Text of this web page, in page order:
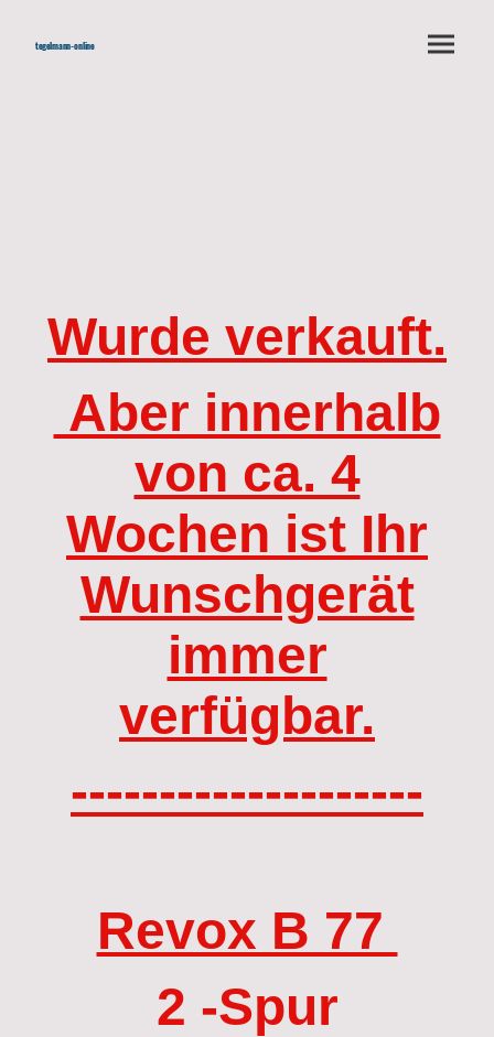
tegelmann-online
Wurde verkauft.
Aber innerhalb
von ca. 4
Wochen ist Ihr
Wunschgerät
immer
verfügbar.
--------------------
Revox B 77
2 -Spur